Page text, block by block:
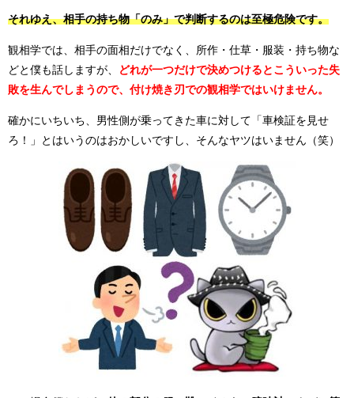
それゆえ、相手の持ち物「のみ」で判断するのは至極危険です。
観相学では、相手の面相だけでなく、所作・仕草・服装・持ち物な
どと僕も話しますが、
どれが一つだけで決めつけるとこういった失
敗を生んでしまうので、付け焼き刃での観相学ではいけません。
確かにいちいち、男性側が乗ってきた車に対して「車検証を見せ
ろ！」とはいうのはおかしいですし、そんなヤツはいません（笑）